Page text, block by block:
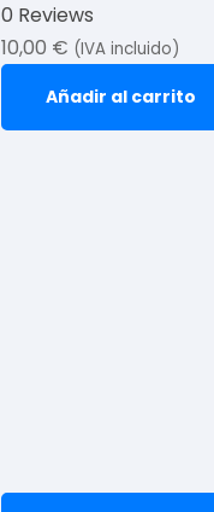
0 Reviews
10,00 € (IVA incluido)
Añadir al carrito